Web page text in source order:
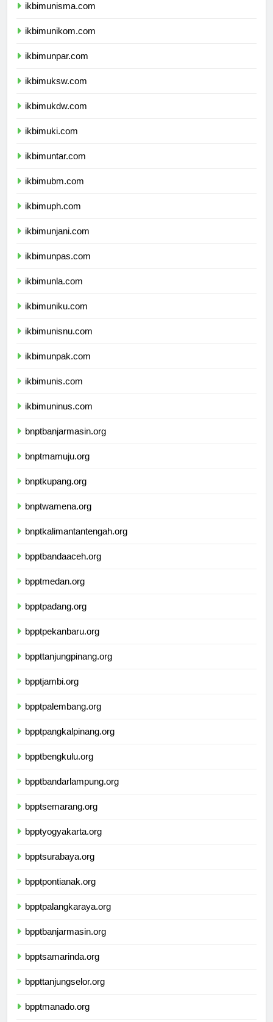
ikbimunisma.com
ikbimunikom.com
ikbimunpar.com
ikbimuksw.com
ikbimukdw.com
ikbimuki.com
ikbimuntar.com
ikbimubm.com
ikbimuph.com
ikbimunjani.com
ikbimunpas.com
ikbimunla.com
ikbimuniku.com
ikbimunisnu.com
ikbimunpak.com
ikbimunis.com
ikbimuninus.com
bnptbanjarmasin.org
bnptmamuju.org
bnptkupang.org
bnptwamena.org
bnptkalimantantengah.org
bpptbandaaceh.org
bpptmedan.org
bpptpadang.org
bpptpekanbaru.org
bppttanjungpinang.org
bpptjambi.org
bpptpalembang.org
bpptpangkalpinang.org
bpptbengkulu.org
bpptbandarlampung.org
bpptsemarang.org
bpptyogyakarta.org
bpptsurabaya.org
bpptpontianak.org
bpptpalangkaraya.org
bpptbanjarmasin.org
bpptsamarinda.org
bppttanjungselor.org
bpptmanado.org